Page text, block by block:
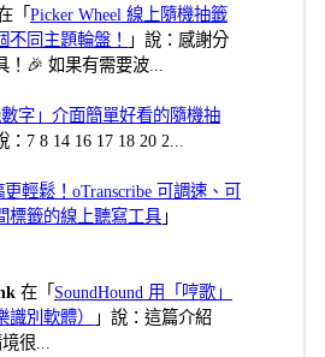
「Picker Wheel 線上隨機抽籤
不同主題輪盤！
」說：感謝分
🎉 如果有需要波...
數字」介面簡單好看的隨機抽
：7 8 14 16 17 18 20 2...
輕鬆！oTranscribe 可調速、可
標籤的線上聽寫工具 」
在「 SoundHound 用「哼歌」
別軟體）
」說：這篇介紹
很...